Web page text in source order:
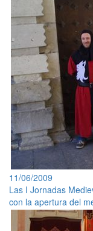
11/06/2009
Las I Jornadas
con la apertura del